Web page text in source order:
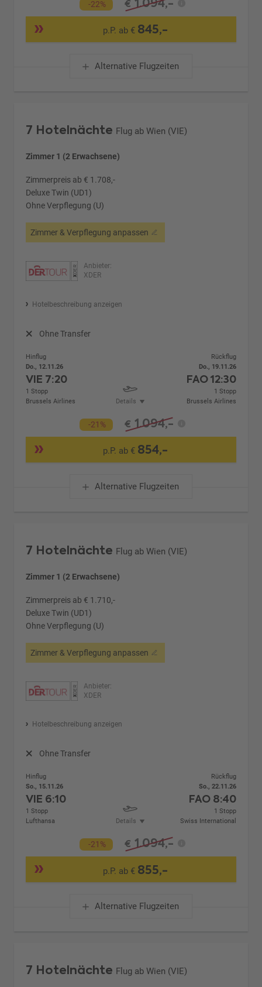
-22% €
p.P. ab € 845,-
Alternative Flugzeiten
7 Hotelnächte Flug ab Wien (VIE)
Zimmer 1 (2 Erwachsene)
Zimmerpreis ab € 1.708,-
Deluxe Twin (UD1)
Ohne Verpflegung (U)
Zimmer & Verpflegung anpassen
Anbieter:
XDER
Hotelbeschreibung anzeigen
Ohne Transfer
Hinflug
Do., 12.11.26
VIE 7:20
1 Stopp
Brussels Airlines
Details
Rückflug
Do., 19.11.26
FAO12:30
1 Stopp
Brussels Airlines
-21% € 1.094,-
p.P. ab € 854,-
Alternative Flugzeiten
7 Hotelnächte Flug ab Wien (VIE)
Zimmer 1 (2 Erwachsene)
Zimmerpreis ab € 1.710,-
Deluxe Twin (UD1)
Ohne Verpflegung (U)
Zimmer & Verpflegung anpassen
Anbieter:
XDER
Hotelbeschreibung anzeigen
Ohne Transfer
Hinflug
So., 15.11.26
VIE 6:10
1 Stopp
Lufthansa
Details
Rückflug
So., 22.11.26
FAO 8:40
1 Stopp
Swiss International
-21% € 1.094,-
p.P. ab € 855,-
Alternative Flugzeiten
7 Hotelnächte Flug ab Wien (VIE)